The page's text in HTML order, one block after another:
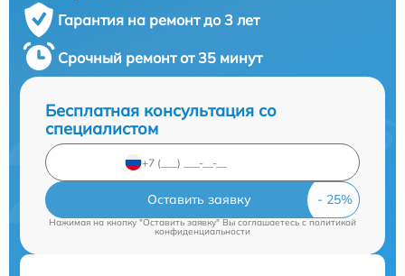
Гарантия на ремонт до 3 лет
Срочный ремонт от 35 минут
Бесплатная консультация со
специалистом
Оставить заявку
Нажимая на кнопку "Оставить заявку" Вы соглашаетесь cполитикой
конфиденциальности